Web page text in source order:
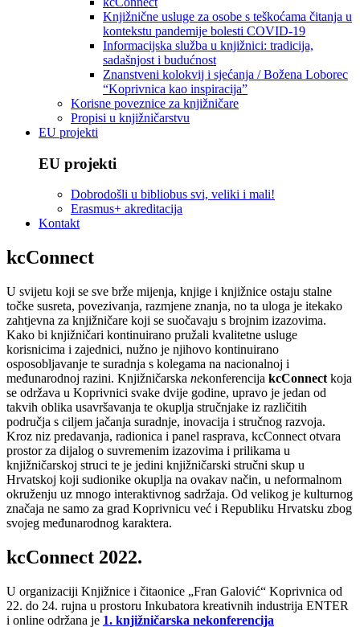
Knjižnične usluge za osobe s teškoćama čitanja u
kontekstu pandemije bolesti COVID-19
Informacijska služba u knjižnici: tradicija,
sadašnjost i budućnost
Znanstveni kolokvij i sjećanja / Božena Loborec
“Koprivnica kao inspiracija”
Korisne poveznice za knjižničare
Propisi u knjižničarstvu
EU projekti
EU projekti
Dobrodošli u bibliobus svi, veliki i mali!
Erasmus+ akreditacija
Kontakt
kcConnect
U svijetu koji se sve brže mijenja, knjige i knjižnice ostaju stalne
točke susreta, povezivanja, razmjene znanja, no ta uloga je itekako
zahtjevna za knjižničare koji se suočavaju s brojnim izazovima.
Kako bi knjižničari kontinuirano pružali kvalitetne usluge
korisnicima i zajednici, nužno je njihovo kontinuirano
osposobljavanje te suradnja s kolegama na nacionalnoj i
međunarodnoj razini. Knjižničarska nekonferencija kcConnect koja
se održava u Koprivnici svake dvije godine, upravo je jedan od
takvih oblika usavršavanja te okuplja stručnjake iz različitih
područja s ciljem jačanja suradnje, inovacija i stručnog razvoja.
Kroz niz predavanja, radionica i panel rasprava, kcConnect otvara
prostor za dijalog o suvremenim izazovima i prilikama u
knjižničarskoj struci te je jedini knjižničarski stručni skup u
Hrvatskoj koji sudionike okuplja na ovakav način, u neformalnom
okruženju uz mnogo interaktivnog sadržaja. Od velikog je kulturnog
značaja ne samo za grad Koprivnicu već i Republiku Hrvatsku zbog
svojeg međunarodnog karaktera.
kcConnect 2022.
U organizaciji Knjižnice i čitaonice „Fran Galović“ Koprivnica od
22. do 24. rujna u prostoru Inkubatora kreativnih industrija ENTER
i online održana je 1. knjižničarska nekonferencija